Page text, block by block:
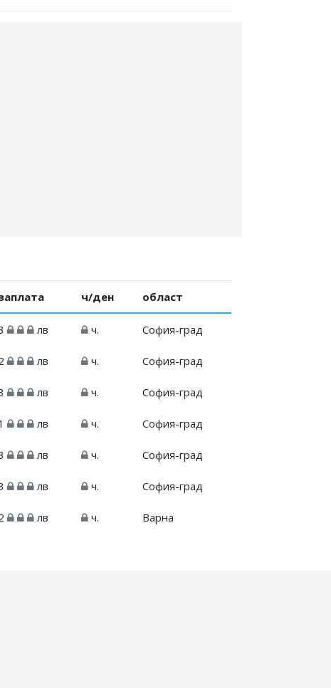
ч/ден област
лв ч. София-град
лв ч. София-град
лв ч. София-град
лв ч. София-град
лв ч. София-град
лв ч. София-град
лв ч. Варна